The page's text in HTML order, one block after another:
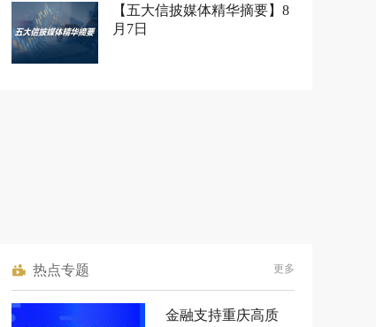
【五大信披媒体精华摘要】8
月7日
热点专题 更多
金融支持重庆高质